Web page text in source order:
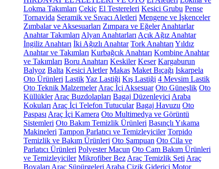
Lokma Takımları Çekiç El Testereleri Kesici Grubu Pense
Tornavida Seramik ve Sıvacı Aletleri Mengene ve İşkenceler
Zımbalar ve Aksesuarları Zımpara ve Eğeler Anahtarlar
Anahtar Takımları Alyan Anahtarları Açık Ağız Anahtar
İngiliz Anahtarı İki Ağızlı Anahtar Tork Anahtarı Yıldız
Anahtar ve Takımları Kurbağcık Anahtarı Kombine Anahtar
ve Takımları Boru Anahtarı Keskiler Keser Kargaburun
Balyoz Balta Kesici Aletler Makas Maket Bıçağı Iskarpela
Oto Ürünleri LastikYaz Lastiği Kış Lastiği 4 Mevsim Lastik
Oto Teknik Malzemeler Araç İçi Aksesuar Oto Güneşlik Oto
Küllükler Araç Buzdolapları Bagaj Düzenleyici Araba
Kokuları Araç İçi Telefon Tutucular Bagaj Havuzu Oto
Paspası Araç İçi Kamera Oto Multimedya ve Görüntü
Sistemleri Oto Bakım Temizlik Ürünleri Basınçlı Yıkama
Makineleri Tampon Parlatıcı ve Temizleyiciler Torpido
Temizlik ve Bakım Ürünleri Oto Şampuan Oto Cila ve
Parlatıcı Ürünleri Polyester Macun Oto Cam Bakım Ürünleri
ve Temizleyiciler Mikrofiber Bez Araç Temizlik Seti Araç
Boyaları Araç Süpürgeleri Araba Çizik Giderici Motor